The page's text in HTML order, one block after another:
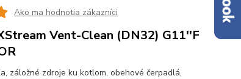
Ako ma hodnotia zákazníci
Vent-Clean (DN32) G11''F
záložné zdroje ku kotlom, obehové čerpadlá,